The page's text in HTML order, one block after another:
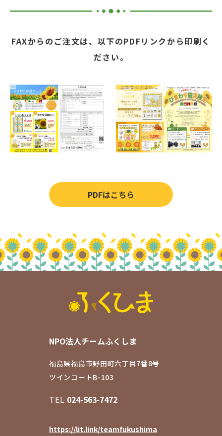
FAXからのご注文は、以下のPDFリンクから印刷く
ださい。
PDFはこちら
NPO法人チームふくしま
福島県福島市野田町六丁目7番8号
ツインコートB-103
TEL 024-563-7472
https://lit.link/teamfukushima